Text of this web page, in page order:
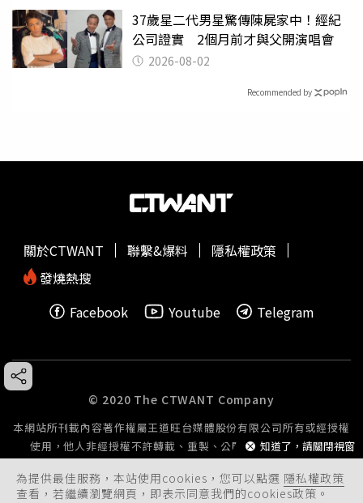
37歲星二代男星驚傳陳屍家中！經紀
公司證實 2個月前才與父開演唱會
2026-08-02
Recommended by
為提供最佳服務，本站使用cookies，您可以點選 隱私權政策
查看，若繼續瀏覽網頁，即表示同意我們的cookies政策。
知道了，請關閉視窗
關於CTWANT 聯繫&爆料
隱私權政策
發燒熱搜
Facebook
Youtube Telegram
© 2020 The CTWANT Company
本網站所刊載內容著作權屬王道旺台媒體股份有限公司所有或經授權
使用，他人非經授權不許轉載、重製、公開播送或公開傳輸。